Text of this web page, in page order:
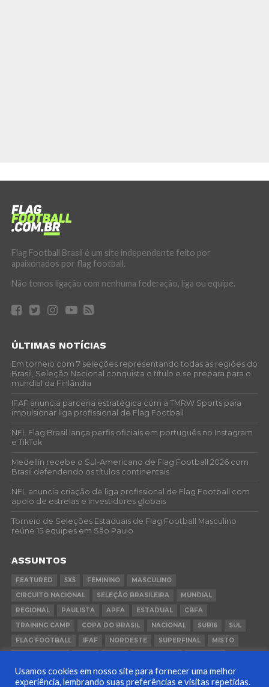
Flag Football Brasil é um site independente feito por
apaixonados por flag football.
Não temos ligação com nenhuma federação, liga ou equipe.
ÚLTIMAS NOTÍCIAS
Em torneio com 7 seleções representando todas as regiões do
Brasil, Seleção Nacional conquista o título e se prepara para o
mundial da Finlândia
IFAF anuncia parceria estratégica com a TMRW Sports para
impulsionar liga profissional de Flag Football
NFL Flag Brasil lança perfis oficiais em português no Instagram
e TikTok
Medellín recebe o Sul-Americano de Flag Football 2026 com
Brasil defendendo os títulos continentais
NFL anuncia criação de liga profissional de Flag Football com
apoio de estrelas e investidores globais
Torneio de Seleções Estaduais de Flag Football Masculino
reúne 15 equipes em São Paulo
ASSUNTOS
FEATURED 5X5 FEMININO
MASCULINO
CIRCUITO NACIONAL
SELEÇÃO BRASILEIRA
MUNDIAL
REGIONAL
PAULISTA APFA ESTADUAL
CBFA
TRAINING CAMP
COPA DO BRASIL NACIONAL SUB16
SUL
FLAG FOOTBALL
IFAF NORDESTE SUPERFINAL
MISTO
COPA BRASIL
PANAMÁ RIO GRANDE DO SUL
Usamos cookies em nosso site para fornecer uma melhor
experiência, lembrando suas preferências e visitas repetidas.